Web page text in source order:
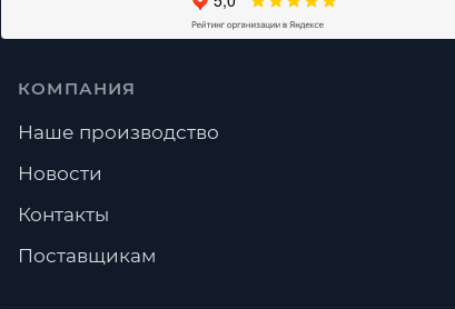
КОМПАНИЯ
Наше производство
Новости
Контакты
Поставщикам